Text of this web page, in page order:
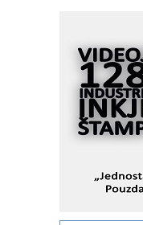
I.SAFE
Fleksibilno
KIP KOP
objekte
Alba d.o.o.